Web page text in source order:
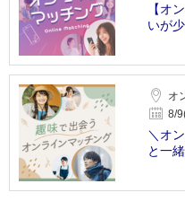
【オ
いが
オ
8/
＼オ
と一